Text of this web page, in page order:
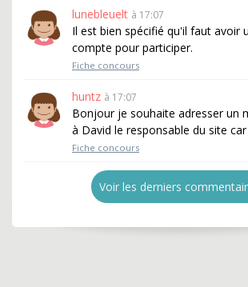
lunebleuelt à 17:07
Il est bien spécifié qu'il faut avoir
compte pour participer.
Fiche concours
huntz à 17:07
Bonjour je souhaite adresser un
à David le responsable du site car
Fiche concours
Voir les derniers